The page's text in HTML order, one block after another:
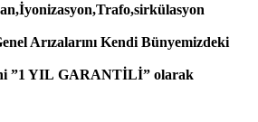
Arızalarını Kendi Bünyemizdeki
”1 YIL GARANTİLİ” olarak